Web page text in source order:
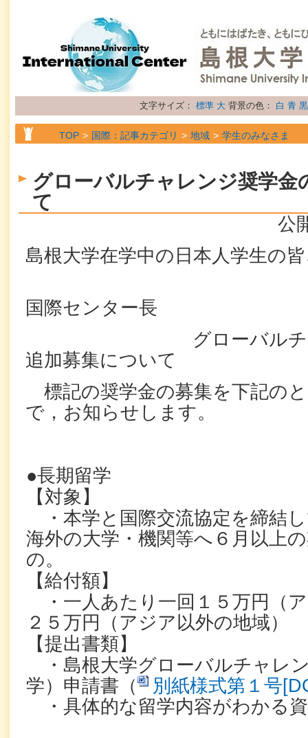
文字サイズ： 標準 大 背景の色： 白 青 黒
TOP 国際：記事カテゴリ 地域 学生のみなさま
グローバルチャレンジ奨学金
て
公
島根大学在学中の日本人学生の
国際センター長
グローバルチャレ
追加募集について
標記の奨学金の募集を下記の
で，お知らせします。
●長期留学
【対象】
・本学と国際交流協定を締結
海外の大学・機関等へ６月以上
の。
【給付額】
・一人あたり一回１５万円（
２５万円（アジア以外の地域）
【提出書類】
・島根大学グローバルチャレ
学）申請書（
別紙様式第１号
・具体的な留学内容がわかる